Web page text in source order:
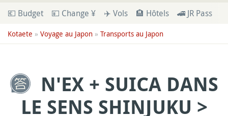
💶 Budget 💴 Change ¥ ✈️ Vols 🏨 Hôtels 🚄 JR Pass
Kotaete » Voyage au Japon » Transports au Japon
N'EX + SUICA DANS
LE SENS SHINJUKU >